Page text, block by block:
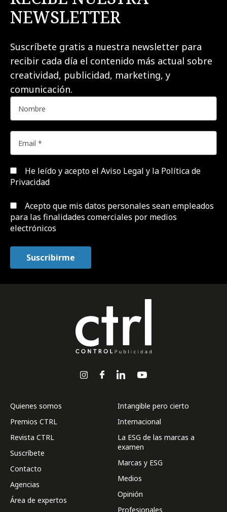
NEWSLETTER
Suscríbete gratis a nuestra newsletter para
recibir cada día el contenido más actual sobre
creatividad, publicidad, marketing, y
comunicación.
He leído y acepto el Aviso Legal y la Política de
Privacidad
Acepto que mis datos personales sean empleados
para las finalidades comerciales por medios
electrónicos
Quienes somos
Premios CTRL
Revista CTRL
Suscríbete
Contacto
Agencias
Área de expertos
Intangible pero cierto
Internacional
La ESG de las marcas a
examen
Marcas y ESG
Medios
Opinión
Profesionales